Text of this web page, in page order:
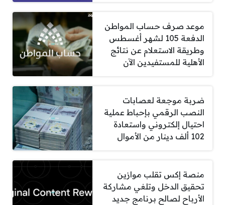
موعد صرف حساب المواطن
الدفعة 105 لشهر أغسطس
وطريقة الاستعلام عن نتائج
الأهلية للمستفيدين الآن
ضربة موجعة لعصابات
النصب الرقمي بإحباط عملية
احتيال إلكتروني واستعادة
102 ألف دينار من الأموال
منصة إكس تقلب موازين
تحقيق الدخل وتلغي مشاركة
الأرباح لصالح برنامج جديد